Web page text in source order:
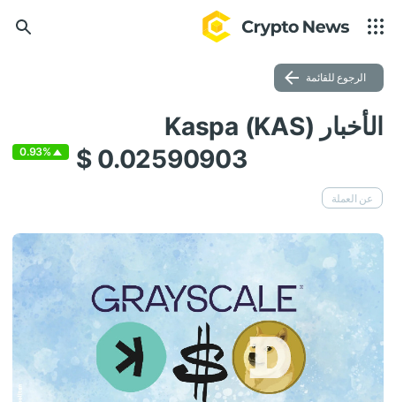
الرجوع للقائمة
الأخبار Kaspa (KAS)
$ 0.02590903
0.93%
عن العملة